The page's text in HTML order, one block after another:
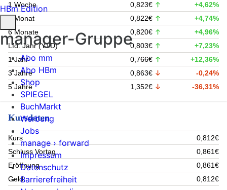
1 Woche
0,823€
+4,62%
1 Monat
0,822€
+4,74%
6 Monate
0,820€
+4,96%
Lfd. Jahr (YTD)
0,803€
+7,23%
1 Jahr
0,766€
+12,36%
3 Jahre
0,863€
-0,24%
5 Jahre
1,352€ -36,31%
Kursdaten
Kurs
0,812€
Schluss Vortag
0,861€
Eröffnung
0,861€
Geld
0,812€
HBm Edition
manager-Gruppe
Abo mm
Abo HBm
Shop
SPIEGEL
BuchMarkt
Werbung
Jobs
manage › forward
Impressum
Datenschutz
Barrierefreiheit